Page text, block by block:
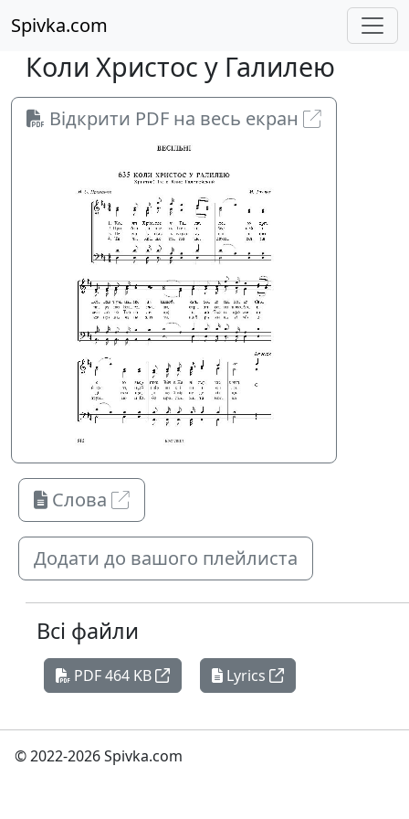
Spivka.com
Коли Христос у Галилею
Відкрити PDF на весь екран
Слова
Додати до вашого плейлиста
Всі файли
PDF 464 KB Lyrics
© 2022-2026 Spivka.com